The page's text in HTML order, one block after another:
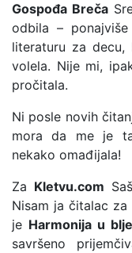
Gospođa Breča
odbila –
literaturu za
volela. Nije mi,
pročitala.
Ni posle novih
mora da me je
nekako omađijala!
Za Kletvu.com
Nisam ja čitalac
je Harmonija u
savršeno